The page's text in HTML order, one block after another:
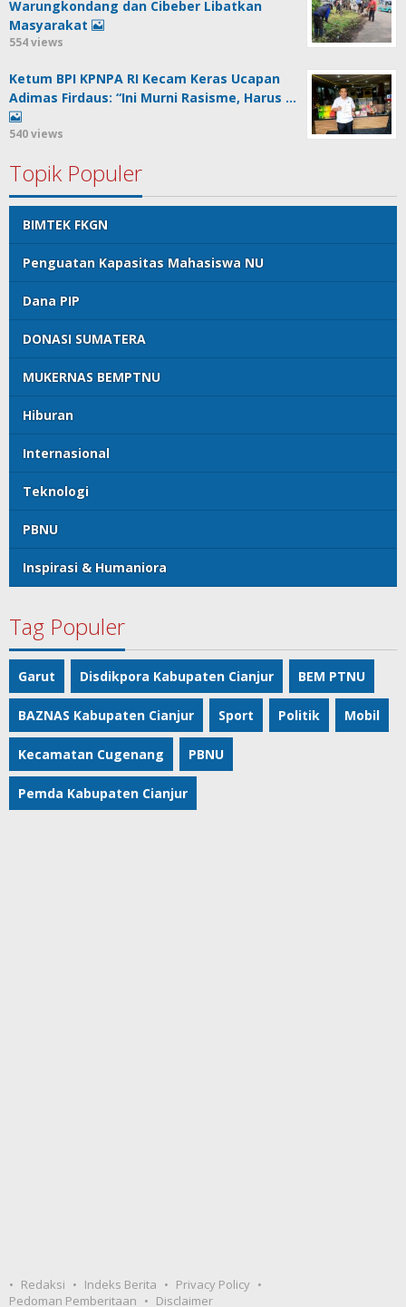
Warungkondang dan Cibeber Libatkan
Masyarakat
554 views
Ketum BPI KPNPA RI Kecam Keras Ucapan
Adimas Firdaus: “Ini Murni Rasisme, Harus …
540 views
Topik Populer
BIMTEK FKGN
Penguatan Kapasitas Mahasiswa NU
Dana PIP
DONASI SUMATERA
MUKERNAS BEMPTNU
Hiburan
Internasional
Teknologi
PBNU
Inspirasi & Humaniora
Tag Populer
Garut Disdikpora Kabupaten Cianjur BEM PTNU
BAZNAS Kabupaten Cianjur Sport Politik Mobil
Kecamatan Cugenang PBNU
Pemda Kabupaten Cianjur
Redaksi Indeks Berita
Privacy Policy
Pedoman Pemberitaan
Disclaimer